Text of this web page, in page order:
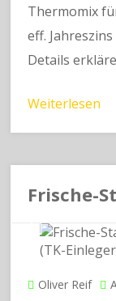
Thermomix
eff.
Details
Weiterlesen
Frische-
Oliver Reif